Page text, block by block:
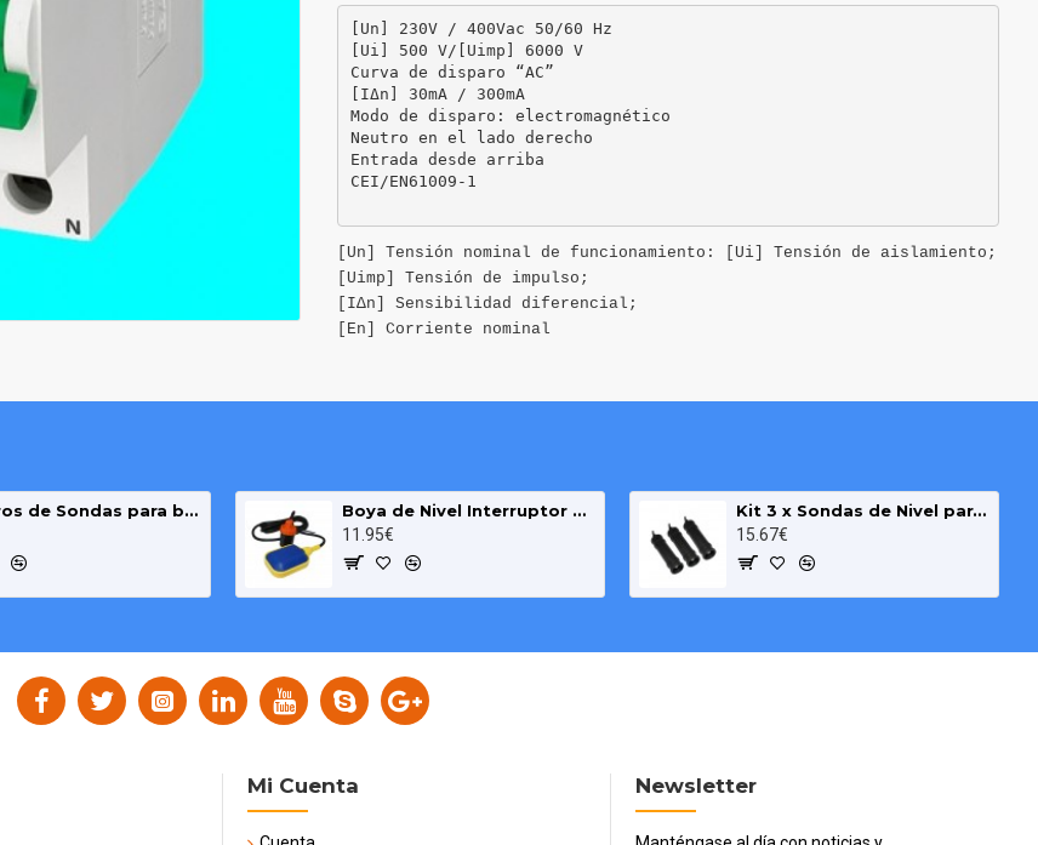
[Un] 230V / 400Vac 50/60 Hz
[Ui] 500 V/[Uimp] 6000 V
Curva de disparo “AC”
[ΙΔn] 30mA / 300mA
Modo de disparo: electromagnético
Neutro en el lado derecho
Entrada desde arriba
[Un] Tensión nominal de funcionamiento: [Ui] Tensión de aislamiento;
[Uimp] Tensión de impulso;
[ΙΔn] Sensibilidad diferencial;
[En] Corriente nominal
Cuadros de Sondas para bomba Sumergibles 3.00 HP monofásico Pozo MAXGE
Boya de Nivel Interruptor para Bombas Pozo y Deposito cable 3m
11.95€
Kit 3 x Sondas de Nivel para Agua y Pozo
15.67€
Mi Cuenta Newsletter